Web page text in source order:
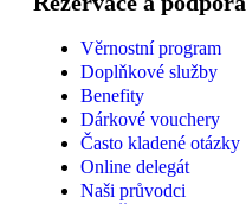
Věrnostní program
Doplňkové služby
Benefity
Dárkové vouchery
Často kladené otázky
Online delegát
Naši průvodci